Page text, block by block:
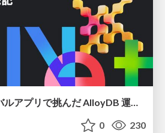
メルカリのグローバルアプリで挑んだ AlloyDB 運用と課題解決の実践記
0 230